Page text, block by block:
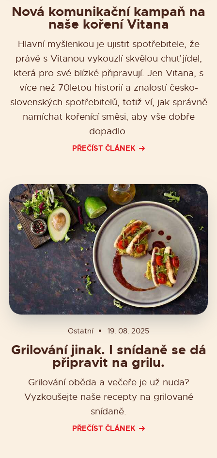
Nová komunikační kampaň na
naše koření Vitana
Hlavní myšlenkou je ujistit spotřebitele, že
právě s Vitanou vykouzlí skvělou chuť jídel,
která pro své blízké připravují. Jen Vitana, s
více než 70letou historií a znalostí česko-
slovenských spotřebitelů, totiž ví, jak správně
namíchat kořenící směsi, aby vše dobře
dopadlo.
PŘEČÍST ČLÁNEK
Ostatní 19. 08. 2025
Grilování jinak. I snídaně se dá
připravit na grilu.
Grilování oběda a večeře je už nuda?
Vyzkoušejte naše recepty na grilované
snídaně.
PŘEČÍST ČLÁNEK